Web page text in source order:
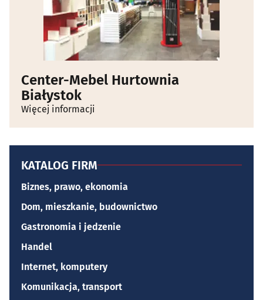
Center-Mebel Hurtownia
Białystok
Więcej informacji
KATALOG FIRM
Biznes, prawo, ekonomia
Dom, mieszkanie, budownictwo
Gastronomia i jedzenie
Handel
Internet, komputery
Komunikacja, transport